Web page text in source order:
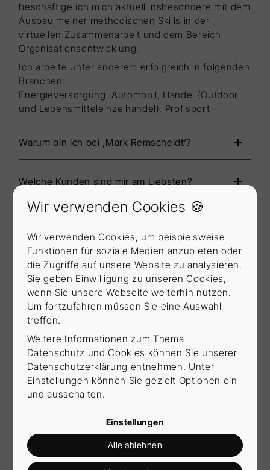
beschäftige ich mich aktuell insbesondere mit dem
Ausbau meiner methodischen Skills in der
virtuellen Zusammenarbeit und dem Bereich
Organisationsentwicklung.
Ich arbeite unter anderem erfolgreich in folgenden
Branchen:
Energieversorgung, Automobil, Handel (Outdoor
und Lebensmitteleinzelhandel), Profisport
Warum bin ich bei ‚Mark Remscheidt‘?
Welche Kunden sind mir am Liebsten?
Was mag ich absolut nicht?
„Wenn im Leben
irgendetwas nicht in
Ordnung ist, ist man
Wir verwenden Cookies 🍪
Wir verwenden Cookies, um beispielsweise
Funktionen für soziale Medien anzubieten oder
die Zugriffe auf unsere Website zu analysieren.
Sie geben Einwilligung zu unseren Cookies,
wenn Sie unsere Webseite weiterhin nutzen.
Um fortzufahren müssen Sie eine Auswahl
treffen.
Weitere Informationen zum Thema
Datenschutz und Cookies können Sie unserer
Datenschutzerklärung entnehmen. Unter
Einstellungen können Sie gezielt Optionen ein
und ausschalten.
Einstellungen
Alle ablehnen